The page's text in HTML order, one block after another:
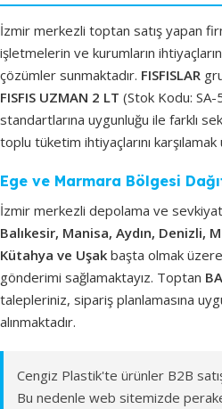
İzmir merkezli toptan satış yapan
işletmelerin ve kurumların
çözümler sunmaktadır. FISFISLAR
FISFIS UZMAN 2 LT (Stok Kodu: SA-
standartlarına uygunluğu ile farklı
toplu tüketim ihtiyaçlarını
Ege ve Marmara Bölgesi
İzmir merkezli depolama ve
Balıkesir, Manisa, Aydın, Denizli,
Kütahya ve Uşak başta olmak
gönderimi sağlamaktayız. Toptan
talepleriniz, sipariş planlamasına
alınmaktadır.
Cengiz Plastik'te ürünler B2B
Bu nedenle web sitemizde